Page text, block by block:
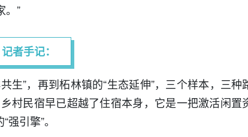
。”
记者手记：
生”，再到柘林镇的“生态延伸”，三个样本，三种
民宿早已超越了住宿本身，它是一把激活闲置
引擎”。